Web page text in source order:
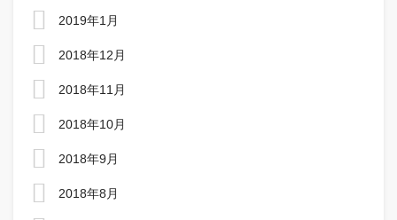
2019年1月
2018年12月
2018年11月
2018年10月
2018年9月
2018年8月